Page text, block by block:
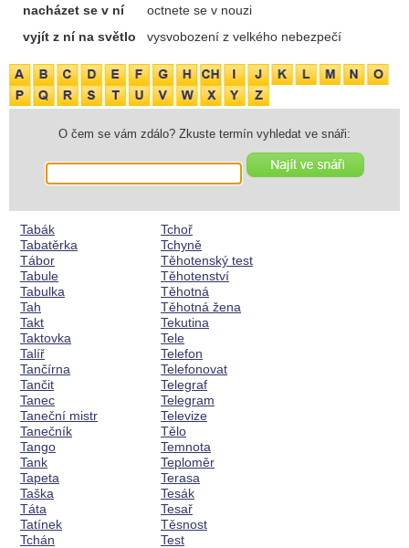
nacházet se v ní
octnete se v nouzi
vyjít z ní na světlo
vysvobození z velkého nebezpečí
O čem se vám zdálo? Zkuste termín vyhledat ve snáři:
Tabák
Tabatěrka
Tábor
Tabule
Tabulka
Tah
Takt
Taktovka
Talíř
Tančírna
Tančit
Tanec
Taneční mistr
Tanečník
Tango
Tank
Tapeta
Taška
Táta
Tatínek
Tchán
Tchoř
Tchyně
Těhotenský test
Těhotenství
Těhotná
Těhotná žena
Tekutina
Tele
Telefon
Telefonovat
Telegraf
Telegram
Televize
Tělo
Temnota
Teploměr
Terasa
Tesák
Tesař
Těsnost
Test